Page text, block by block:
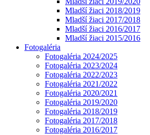
Mladší žiaci 2018/2019
Mladší žiaci 2017/2018
Mladší žiaci 2016/2017
Mladší žiaci 2015/2016
Fotogaléria
Fotogaléria 2024/2025
Fotogaléria 2023/2024
Fotogaléria 2022/2023
Fotogaléria 2021/2022
Fotogaléria 2020/2021
Fotogaléria 2019/2020
Fotogaléria 2018/2019
Fotogaléria 2017/2018
Fotogaléria 2016/2017